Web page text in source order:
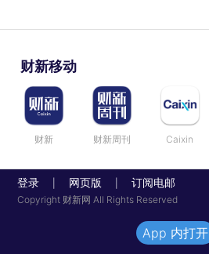
财新移动
财新 财新周刊 Caixin
登录 网页版 订阅电邮
Copyright 财新网 All Rights Reserved
App 内打开